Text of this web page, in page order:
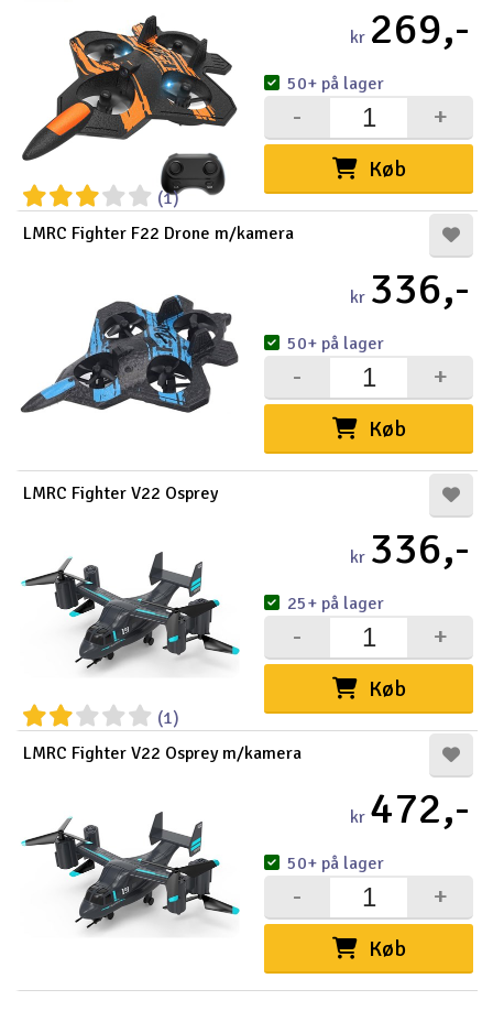
(1)
kr 269,-
Køb
+
-
50+ på lager
LMRC Fighter F22 Drone m/kamera
kr 336,-
Køb
+
-
50+ på lager
LMRC Fighter V22 Osprey
(1)
kr 336,-
Køb
+
-
25+ på lager
LMRC Fighter V22 Osprey m/kamera
kr 472,-
Køb
+
-
50+ på lager